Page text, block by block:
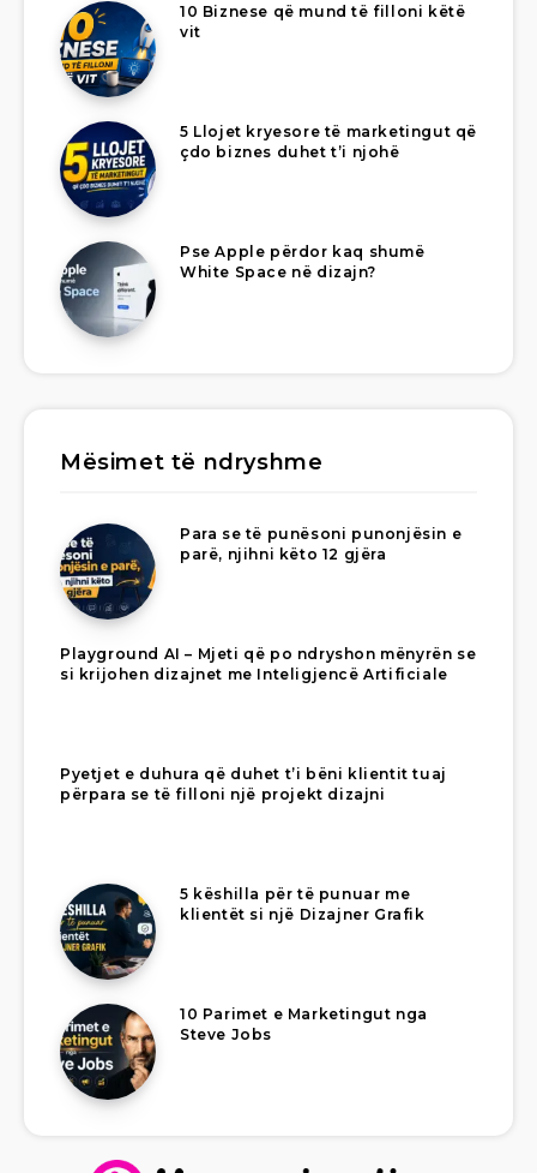
10 Biznese që mund të filloni këtë
vit
5 Llojet kryesore të marketingut që
çdo biznes duhet t’i njohë
Pse Apple përdor kaq shumë
White Space në dizajn?
Mësimet të ndryshme
Para se të punësoni punonjësin e
parë, njihni këto 12 gjëra
Playground AI – Mjeti që po ndryshon mënyrën se
si krijohen dizajnet me Inteligjencë Artificiale
Pyetjet e duhura që duhet t’i bëni klientit tuaj
përpara se të filloni një projekt dizajni
5 këshilla për të punuar me
klientët si një Dizajner Grafik
10 Parimet e Marketingut nga
Steve Jobs